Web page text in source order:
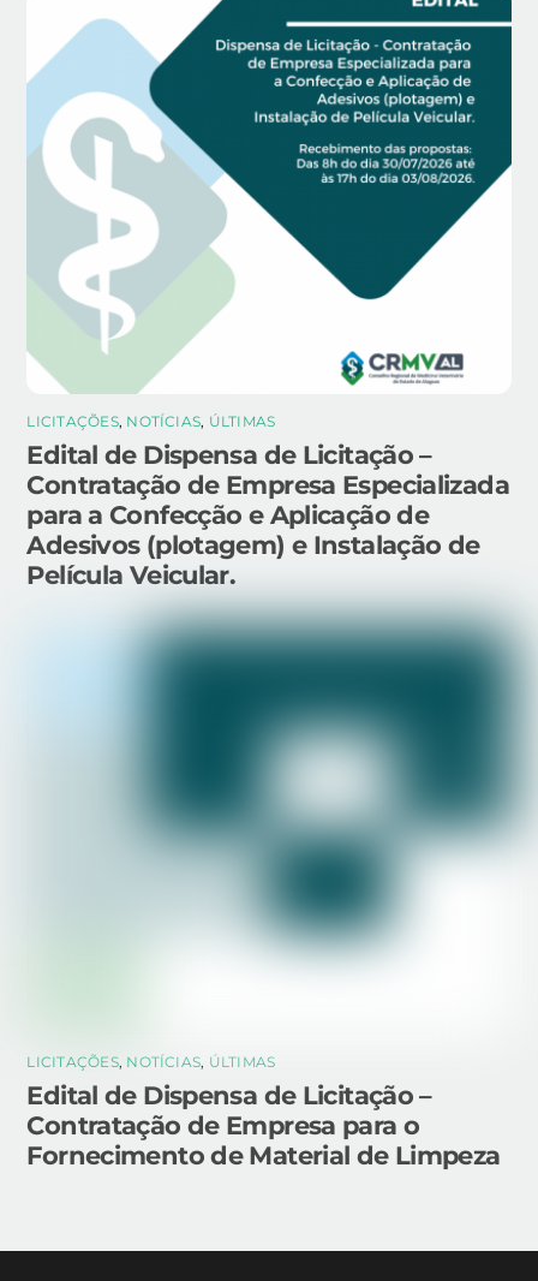
LICITAÇÕES, NOTÍCIAS, ÚLTIMAS
Edital de Dispensa de Licitação –
Contratação de Empresa Especializada
para a Confecção e Aplicação de
Adesivos (plotagem) e Instalação de
Película Veicular.
LICITAÇÕES, NOTÍCIAS, ÚLTIMAS
Edital de Dispensa de Licitação –
Contratação de Empresa para o
Fornecimento de Material de Limpeza